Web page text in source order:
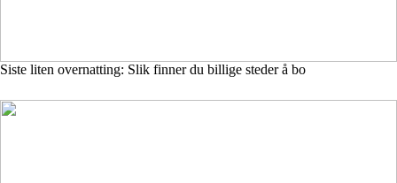
Siste liten overnatting: Slik finner du billige steder å bo